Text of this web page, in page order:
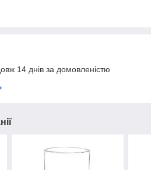
14 днів за домовленістю